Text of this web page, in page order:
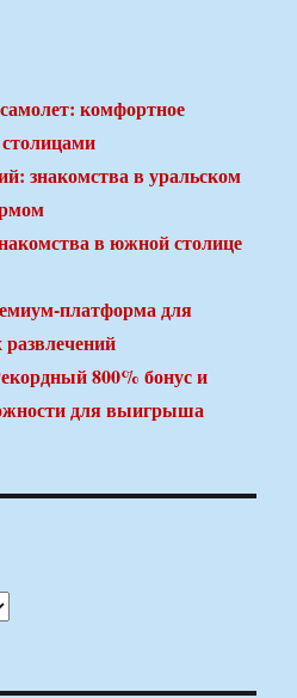
комфортное
знакомства в уральском
в южной столице
платформа для
800% бонус и
для выигрыша